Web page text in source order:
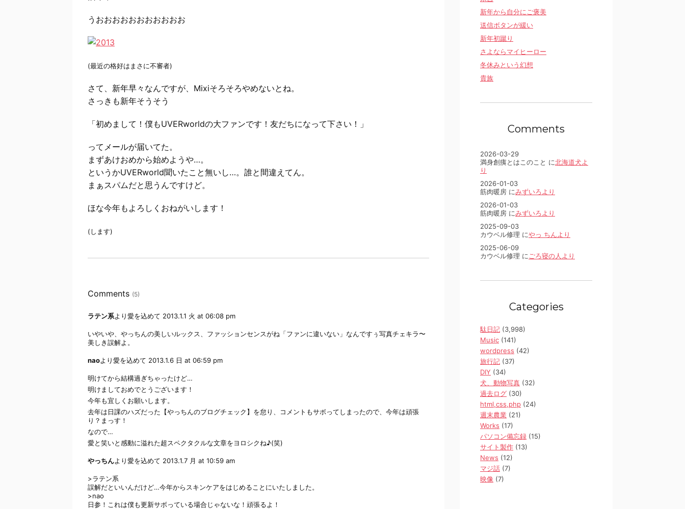
うおおおおおおおおおおお
(最近の格好はまさに不審者)
さて、新年早々なんですが、Mixiそろそろやめないとね。
さっきも新年そうそう
「初めまして！僕もUVERworldの大ファンです！友だちになって下さい！」
ってメールが届いてた。
まずあけおめから始めようや…。
というかUVERworld聞いたこと無いし…。誰と間違えてん。
まぁスパムだと思うんですけど。
ほな今年もよろしくおねがいします！
(します)
Comments (5)
ラテン系より愛を込めて 2013.1.1 火 at 06:08 pm
いやいや、やっちんの美しいルックス、ファッションセンスがね「ファンに違いない」なんですぅ写真チェキラ〜
美しき誤解よ。
naoより愛を込めて 2013.1.6 日 at 06:59 pm
明けてから結構過ぎちゃったけど…
明けましておめでとうございます！
今年も宜しくお願いします。
去年は日課のハズだった【やっちんのブログチェック】を怠り、コメントもサボってしまったので、今年は頑張
り？まっす！
なので…
愛と笑いと感動に溢れた超スペクタクルな文章をヨロシクね♪(笑)
やっちんより愛を込めて 2013.1.7 月 at 10:59 am
>ラテン系
誤解だといいんだけど…今年からスキンケアをはじめることにいたしました。
>nao
日参！これは僕も更新サボっている場合じゃないな！頑張るよ！
新年から自分にご褒美
送信ボタンが緩い
新年初蹴り
さよならマイヒーロー
冬休みという幻想
貴族
Comments
2026-03-29
満身創痍とはこのこと に北海道犬よ
り
2026-01-03
筋肉暖房 にみずいろより
2026-01-03
筋肉暖房 にみずいろより
2025-09-03
カウベル修理 にやっ ちんより
2025-06-09
カウベル修理 に ごろ寝の人より
Categories
駄日記 (3,998)
Music (141)
wordpress (42)
旅行記 (37)
DIY (34)
犬、動物写真 (32)
過去ログ (30)
html,css,php (24)
週末農業 (21)
Works (17)
パソコン備忘録 (15)
サイト製作 (13)
News (12)
マジ話 (7)
映像 (7)